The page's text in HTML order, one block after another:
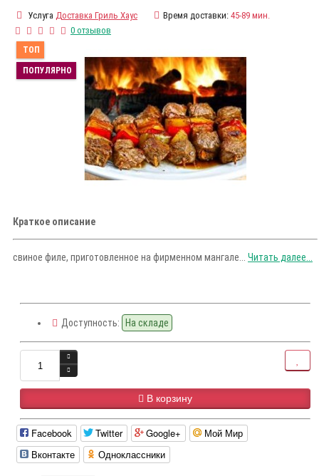
Услуга Доставка Гриль Хаус Время доставки: 45-89 мин.
0 отзывов
ТОП
ПОПУЛЯРНО
Краткое описание
свиное филе, приготовленное на фирменном мангале... Читать далее...
Доступность: На складе
В корзину
Facebook Twitter Google+
Мой Мир
Вконтакте
Одноклассники